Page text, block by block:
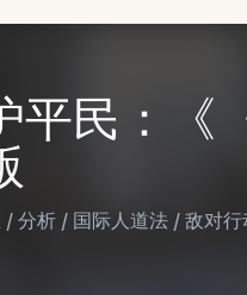
平民：《
/ 分析 / 国际人道法 / 敌对行